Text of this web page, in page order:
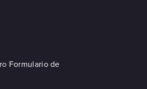
Formulario de